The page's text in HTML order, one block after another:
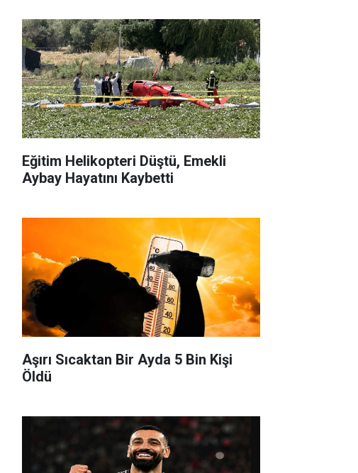
Eğitim Helikopteri Düştü, Emekli
Aybay Hayatını Kaybetti
Aşırı Sıcaktan Bir Ayda 5 Bin Kişi
Öldü